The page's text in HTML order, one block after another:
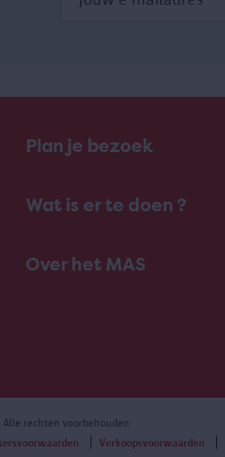
Plan je bezoek
Wat is er te doen ?
Over het MAS
Alle rechten voorbehouden
Verkoopsvoorwaarden